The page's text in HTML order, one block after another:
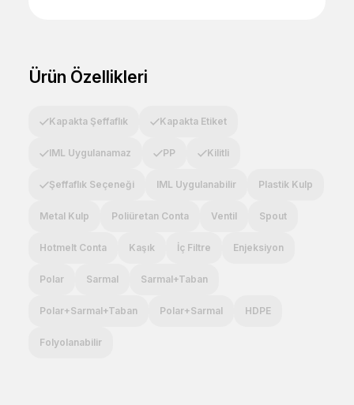
Ürün Özellikleri
Kapakta Şeffaflık Kapakta Etiket
IML Uygulanamaz PP Kilitli
Şeffaflık Seçeneği IML Uygulanabilir Plastik Kulp
Metal Kulp Poliüretan Conta Ventil Spout
Hotmelt Conta Kaşık İç Filtre Enjeksiyon
Polar Sarmal Sarmal+Taban
Polar+Sarmal+Taban Polar+Sarmal HDPE
Folyolanabilir